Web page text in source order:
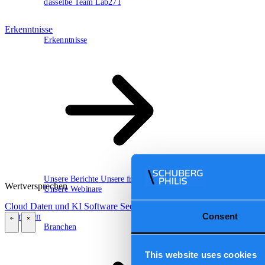
Consent
This website uses cookies
Erkenntnisse
Erkenntnisse
Unsere Berichte Unsere frameworks
Unsere Webinare
Branchen
Branchen
Wertversprechen
Cloud Daten und KI Software Security